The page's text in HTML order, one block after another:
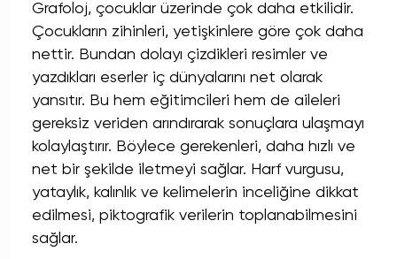
Grafoloj, çocuklar üzerinde çok daha etkilidir.
Çocukların zihinleri, yetişkinlere göre çok daha
nettir. Bundan dolayı çizdikleri resimler ve
yazdıkları eserler iç dünyalarını net olarak
yansıtır. Bu hem eğitimcileri hem de aileleri
gereksiz veriden arındırarak sonuçlara ulaşmayı
kolaylaştırır. Böylece gerekenleri, daha hızlı ve
net bir şekilde iletmeyi sağlar. Harf vurgusu,
yataylık, kalınlık ve kelimelerin inceliğine dikkat
edilmesi, piktografik verilerin toplanabilmesini
sağlar.